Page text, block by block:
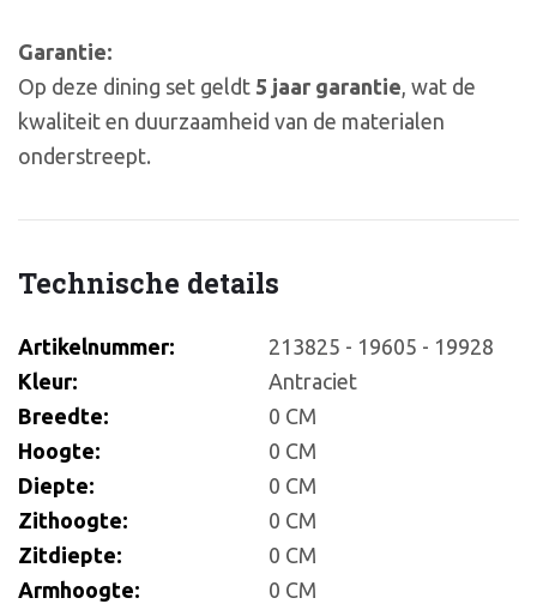
Garantie:
Op deze dining set geldt 5 jaar garantie, wat de
kwaliteit en duurzaamheid van de materialen
onderstreept.
Technische details
Artikelnummer:
213825 - 19605 - 19928
Kleur:
Antraciet
Breedte:
0 CM
Hoogte:
0 CM
Diepte:
0 CM
Zithoogte:
0 CM
Zitdiepte:
0 CM
Armhoogte:
0 CM